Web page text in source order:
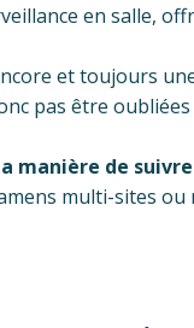
en salle,
et toujours
pas être
manière de
multi-sites ou